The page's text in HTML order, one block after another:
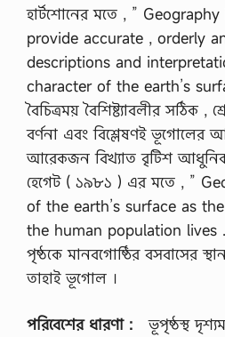
হার্টশােনের মতে , ”
provide accurate , orderly
descriptions and
character of the earth’s
বৈচিত্রময় বৈশিষ্ট্যাবলীর সঠিক ,
বর্ণনা এবং বিশ্লেষণই ভূগােলের
আরেকজন বিখ্যাত বৃটিশ আধুনিক
হেগেট ( ১৯৮১ ) এর মতে , ”
of the earth’s surface as
the human population lives .
পৃষ্ঠকে মানবগােষ্ঠির বসবাসের
তাহাই ভূগােল ।
পরিবেশের ধারণা :
ভূপৃষ্ঠস্থ